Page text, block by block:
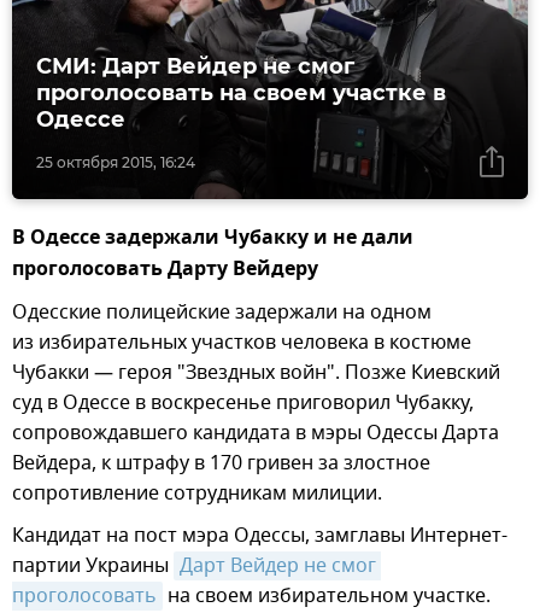
25 октября 2015, 16:24
СМИ: Дарт Вейдер не смог
проголосовать на своем участке в
Одессе
В Одессе задержали Чубакку и не дали
проголосовать Дарту Вейдеру
Одесские полицейские задержали на одном
из избирательных участков человека в костюме
Чубакки — героя "Звездных войн". Позже Киевский
суд в Одессе в воскресенье приговорил Чубакку,
сопровождавшего кандидата в мэры Одессы Дарта
Вейдера, к штрафу в 170 гривен за злостное
сопротивление сотрудникам милиции.
Кандидат на пост мэра Одессы, замглавы Интернет-
партии Украины Дарт Вейдер не смог
проголосовать на своем избирательном участке.